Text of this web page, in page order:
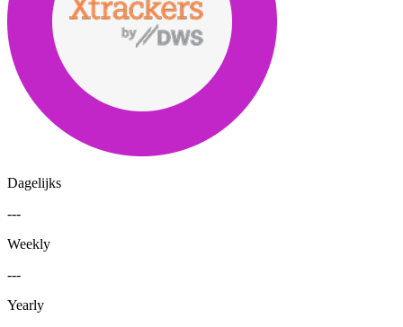
Dagelijks
---
Weekly
---
Yearly